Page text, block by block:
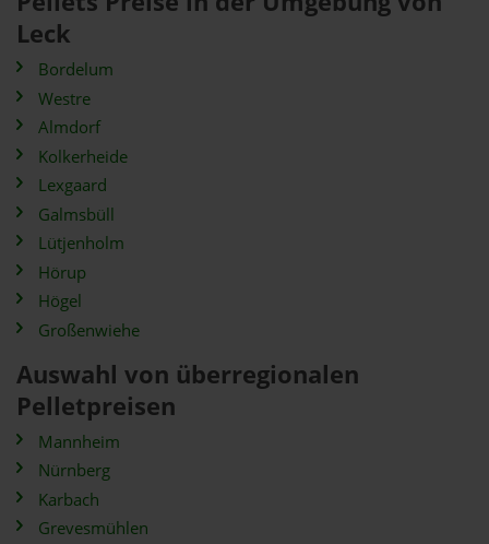
Leck
Bordelum
Westre
Almdorf
Kolkerheide
Lexgaard
Galmsbüll
Lütjenholm
Hörup
Högel
Großenwiehe
Auswahl von überregionalen
Pelletpreisen
Mannheim
Nürnberg
Karbach
Grevesmühlen